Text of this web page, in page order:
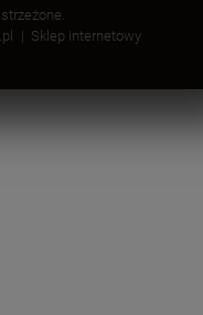
Sklep internetowy